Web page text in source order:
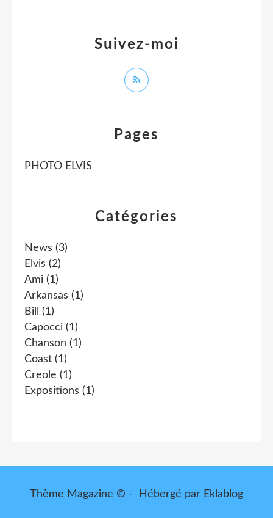
Catégories
News (3)
Elvis (2)
Ami (1)
Arkansas (1)
Bill
(1)
Capocci (1)
Chanson (1)
Coast (1)
Creole (1)
Expositions (1)
Pages
PHOTO ELVIS
Suivez-moi
Thème Magazine © - Hébergé par Eklablog